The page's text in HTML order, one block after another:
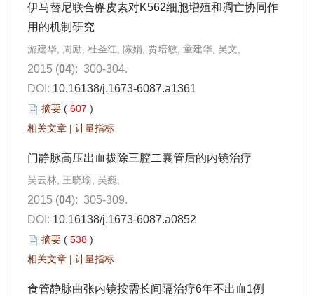
伊马替尼联合槲皮素对K562细胞增殖和凋亡协同作
用的机制研究
游建华, 周励, 杜圣红, 陈娟, 贾培敏, 童建华, 吴文,
2015 (04): 300-304.
DOI: 10.16138/j.1673-6087.a1361
摘要 ( 607 )
相关文章 | 计量指标
门静脉高压出血拔除三腔二囊管后的内镜治疗
吴云林, 王晓瑜, 吴巍,
2015 (04): 305-309.
DOI: 10.16138/j.1673-6087.a0852
摘要 ( 538 )
相关文章 | 计量指标
食管静脉曲张内镜按需长间隔治疗6年不出血1例